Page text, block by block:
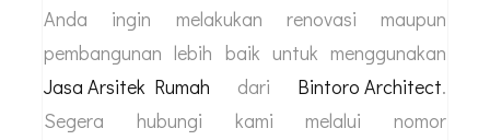
Anda ingin melakukan renovasi maupun
pembangunan lebih baik untuk menggunakan
Jasa Arsitek Rumah dari Bintoro Architect.
Segera hubungi kami melalui nomor